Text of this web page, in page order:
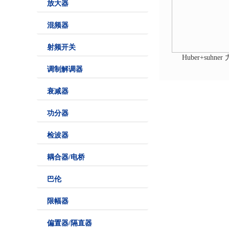
放大器
混频器
射频开关
调制解调器
衰减器
功分器
检波器
耦合器/电桥
巴伦
限幅器
偏置器/隔直器
Huber+suhner